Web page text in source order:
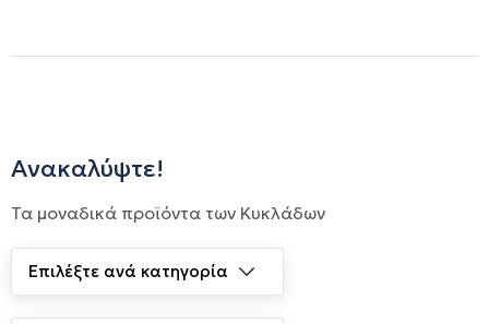
ανθεκτικών στο πέρασμα των χρόνων. Μέσα σε αυτά τα
αμπέλια, συνεργαστήκαμε με ντόπιους αμπελουργούς, και
ταυτόχρονα φυτεύουμε και τους δικούς μας αμπελώνες,
τους οποίους καλλιεργούμε με φροντίδα και υπομονή.
Ανακαλύψτε!
Τα μοναδικά προϊόντα των Κυκλάδων